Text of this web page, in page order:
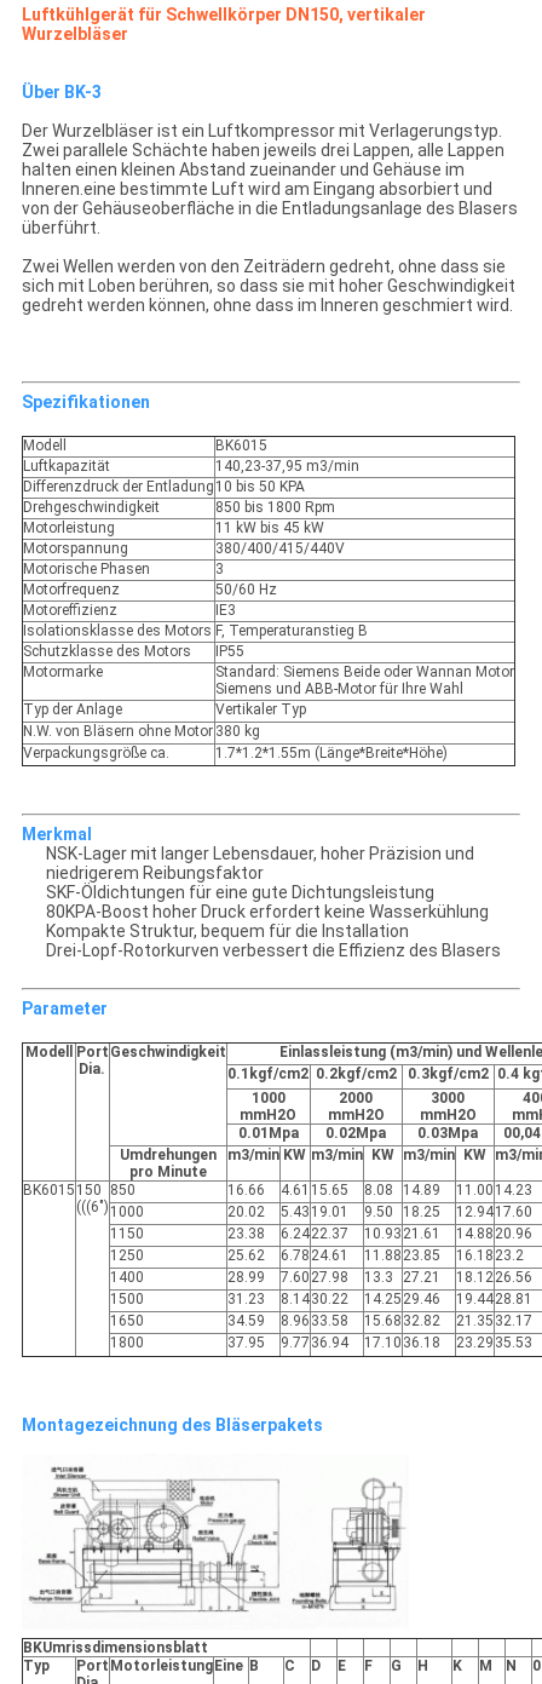
Luftkühlgerät für Schwellkörper DN150, vertikaler
Wurzelbläser
Über BK-3
Der Wurzelbläser ist ein Luftkompressor mit Verlagerungstyp.
Zwei parallele Schächte haben jeweils drei Lappen, alle Lappen
halten einen kleinen Abstand zueinander und Gehäuse im
Inneren.eine bestimmte Luft wird am Eingang absorbiert und
von der Gehäuseoberfläche in die Entladungsanlage des Blasers
überführt.
Zwei Wellen werden von den Zeiträdern gedreht, ohne dass sie
sich mit Loben berühren, so dass sie mit hoher Geschwindigkeit
gedreht werden können, ohne dass im Inneren geschmiert wird.
Spezifikationen
Modell
BK6015
Luftkapazität
140,23-37,95 m3/min
Differenzdruck der Entladung 10 bis 50 KPA
Drehgeschwindigkeit
850 bis 1800 Rpm
Motorleistung
11 kW bis 45 kW
Motorspannung
380/400/415/440V
Motorische Phasen
3
Motorfrequenz
50/60 Hz
Motoreffizienz
IE3
Isolationsklasse des Motors F, Temperaturanstieg B
Schutzklasse des Motors
IP55
Motormarke
Standard: Siemens Beide oder Wannan Motor
Siemens und ABB-Motor für Ihre Wahl
Typ der Anlage
Vertikaler Typ
N.W. von Bläsern ohne Motor 380 kg
Verpackungsgröße ca.
1.7*1.2*1.55m (Länge*Breite*Höhe)
Merkmal
NSK-Lager mit langer Lebensdauer, hoher Präzision und
niedrigerem Reibungsfaktor
SKF-Öldichtungen für eine gute Dichtungsleistung
80KPA-Boost hoher Druck erfordert keine Wasserkühlung
Kompakte Struktur, bequem für die Installation
Drei-Lopf-Rotorkurven verbessert die Effizienz des Blasers
Parameter
Modell
Port
Dia.
Geschwindigkeit
Einlassleistung (m3/min) und
0.1kgf/cm2 0.2kgf/cm2 0.3kgf/cm2 0.4
1000
mmH2O
2000
mmH2O
3000
mmH2O
0.01Mpa
0.02Mpa 0.03Mpa
Umdrehungen
pro Minute
m3/min KW m3/min KW m3/min KW m3/
BK6015 150
(((6")
850 16.66 4.61 15.65 8.08 14.89 11.00 14.23
1000
20.02 5.43 19.01 9.50 18.25 12.9417.60
1150
23.38 6.2422.37 10.93 21.61 14.88 20.96
1250
25.62 6.78 24.61 11.88 23.85 16.18 23.2
1400
28.99 7.60 27.98 13.3 27.21 18.1226.56
1500
31.23 8.1430.22 14.25 29.46 19.4428.81
1650
34.59 8.96 33.58 15.68 32.82 21.35 32.17
1800
37.95 9.77 36.94 17.10 36.18 23.29 35.53
Montagezeichnung des Bläserpakets
BKUmrissdimensionsblatt
Typ
Port Motorleistung Eine B C D E F G H K M N 0